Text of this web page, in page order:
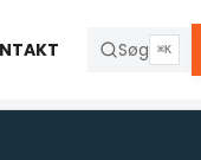
Søg ⌘K